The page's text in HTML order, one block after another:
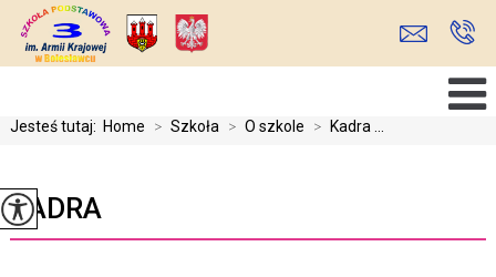
Jesteś tutaj: Home > Szkoła > O szkole > Kadra ...
KADRA